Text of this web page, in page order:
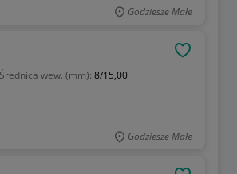
Godziesze Małe
wew. (mm): 8/15,00
Godziesze Małe